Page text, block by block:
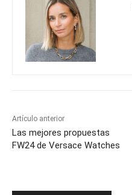
Artículo anterior
Las mejores propuestas
FW24 de Versace Watches